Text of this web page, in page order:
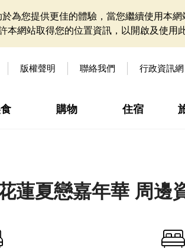
為您提供更佳的體驗，當您繼續使用本網
網站取得您的位置資訊，以開啟及使用
版權聲明 聯絡我們 行政資訊網
購物 住宿
蓮夏戀嘉年華 周邊